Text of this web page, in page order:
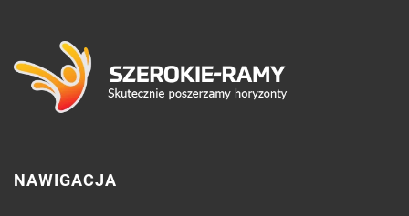
NAWIGACJA